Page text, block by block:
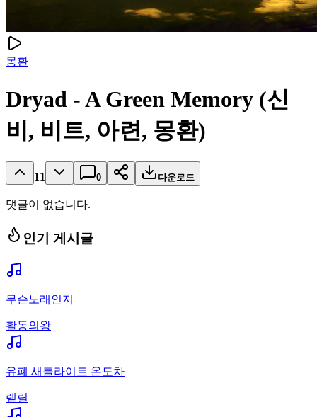
몽환
Dryad - A Green Memory (신
비, 비트, 아련, 몽환)
11 0 다운로드
댓글이 없습니다.
인기 게시글
무슨노래인지
활동의왕
유폐 새틀라이트 온도차
렡릴